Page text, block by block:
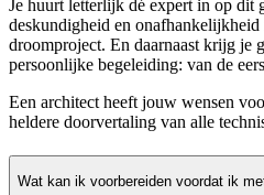
Je huurt letterlijk dé expert in op dit
deskundigheid en
droomproject. En daarnaast krijg je
persoonlijke begeleiding: van de
Een architect heeft jouw wensen
heldere doorvertaling van alle
Wat kan ik voorbereiden voordat ik